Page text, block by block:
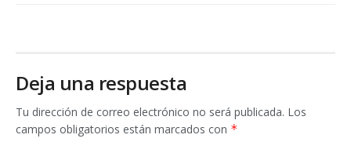
Deja una respuesta
Tu dirección de correo electrónico no será publicada. Los
campos obligatorios están marcados con *